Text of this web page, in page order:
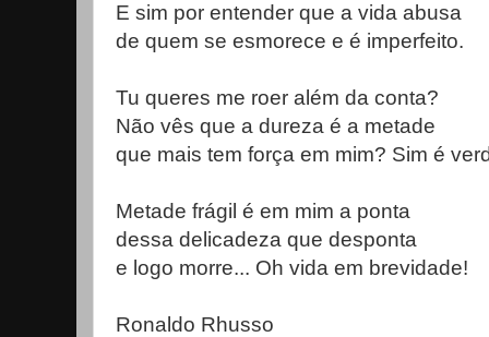
E sim por entender que a vida abusa
de quem se esmorece e é imperfeito.
Tu queres me roer além da conta?
Não vês que a dureza é a metade
que mais tem força em mim? Sim é
Metade frágil é em mim a ponta
dessa delicadeza que desponta
e logo morre... Oh vida em brevidade!
Ronaldo Rhusso